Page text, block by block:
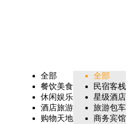
全部
餐饮美食
休闲娱乐
酒店旅游
购物天地
全部
民宿客栈
星级酒店
旅游包车
商务宾馆